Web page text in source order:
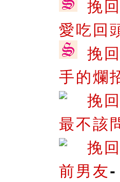
挽
愛吃回
挽
手的爛
挽
最不該
挽
前男友